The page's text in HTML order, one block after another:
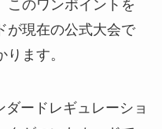
このワンポイントを
が現在の公式大会で
ます。
ードレギュレーショ